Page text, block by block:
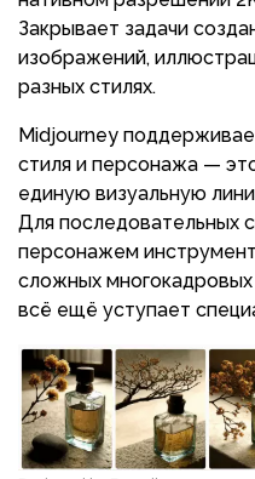
Закрывает задачи
изображений,
разных стилях.
Midjourney
стиля и персонажа —
единую визуальную
Для последовательных
персонажем
сложных многокадровых
всё ещё уступает